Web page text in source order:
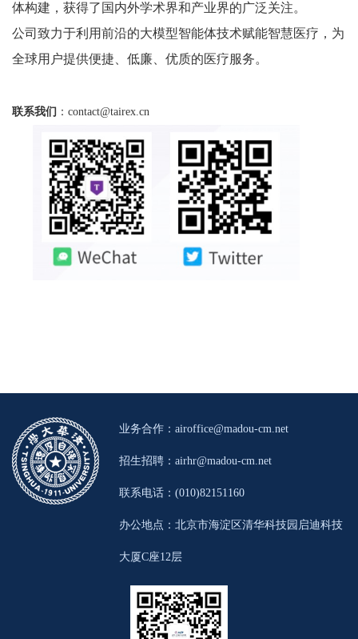
体构建，获得了国内外学术界和产业界的广泛关注。
公司致力于利用前沿的大模型智能体技术赋能智慧医疗，为
全球用户提供便捷、低廉、优质的医疗服务。
联系我们 ： contact@tairex.cn
业务合作： airoffice@madou-cm.net
招生招聘： airhr@madou-cm.net
联系电话：(010)82151160
办公地点：北京市海淀区清华科技园启迪科技
大厦C座12层